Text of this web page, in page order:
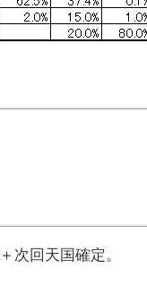
次回天国確定。